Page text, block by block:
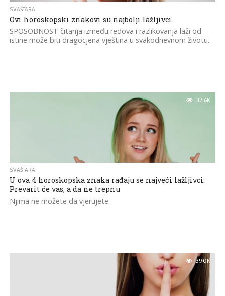
SVAŠTARA
Ovi horoskopski znakovi su najbolji lažljivci
SPOSOBNOST čitanja između redova i razlikovanja laži od
istine može biti dragocjena vještina u svakodnevnom životu.
32.6K
SVAŠTARA
U ova 4 horoskopska znaka rađaju se najveći lažljivci:
Prevarit će vas, a da ne trepnu
Njima ne možete da vjerujete.
39.0K